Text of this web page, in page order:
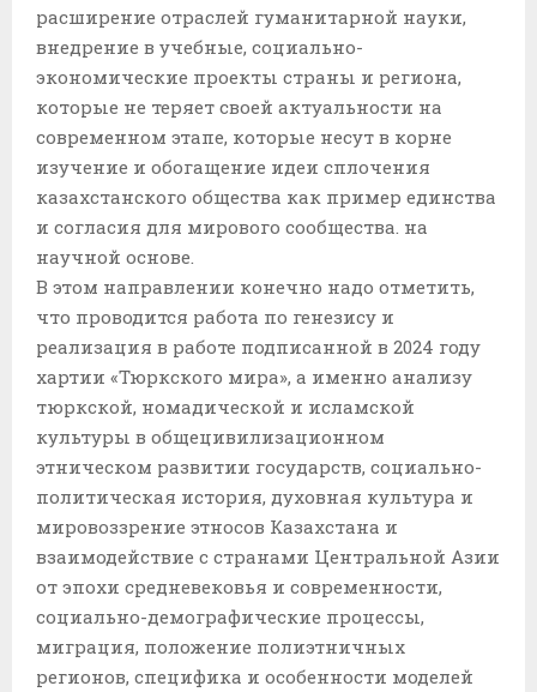
расширение отраслей гуманитарной науки,
внедрение в учебные, социально-
экономические проекты страны и региона,
которые не теряет своей актуальности на
современном этапе, которые несут в корне
изучение и обогащение идеи сплочения
казахстанского общества как пример единства
и согласия для мирового сообщества. на
научной основе.
В этом направлении конечно надо отметить,
что проводится работа по генезису и
реализация в работе подписанной в 2024 году
хартии «Тюркского мира», а именно анализу
тюркской, номадической и исламской
культуры в общецивилизационном
этническом развитии государств, социально-
политическая история, духовная культура и
мировоззрение этносов Казахстана и
взаимодействие с странами Центральной Азии
от эпохи средневековья и современности,
социально-демографические процессы,
миграция, положение полиэтничных
регионов, специфика и особенности моделей